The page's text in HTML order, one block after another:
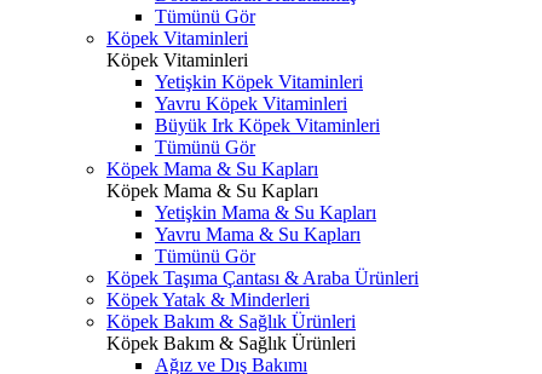
Tümünü Gör
Köpek Vitaminleri
Köpek Vitaminleri
Yetişkin Köpek Vitaminleri
Yavru Köpek Vitaminleri
Büyük Irk Köpek Vitaminleri
Tümünü Gör
Köpek Mama & Su Kapları
Köpek Mama & Su Kapları
Yetişkin Mama & Su Kapları
Yavru Mama & Su Kapları
Tümünü Gör
Köpek Taşıma Çantası & Araba Ürünleri
Köpek Yatak & Minderleri
Köpek Bakım & Sağlık Ürünleri
Köpek Bakım & Sağlık Ürünleri
Ağız ve Dış Bakımı